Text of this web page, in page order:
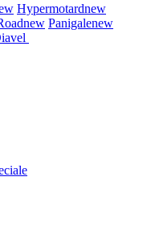
Hypermotardnew
new Panigalenew